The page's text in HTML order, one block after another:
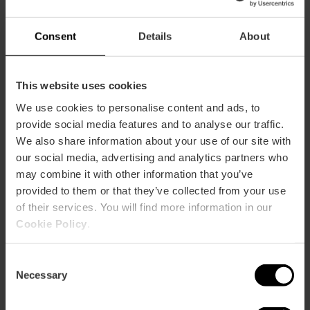
Consent Details About
This website uses cookies
We use cookies to personalise content and ads, to
provide social media features and to analyse our traffic.
We also share information about your use of our site with
our social media, advertising and analytics partners who
may combine it with other information that you’ve
provided to them or that they’ve collected from your use
of their services. You will find more information in our
Cookie Policy
Selection
Necessary
Capacitat
Com arribar
Bus
6,14, 18,35
Calle Obispo Jaime Pérez, 24 46006 València